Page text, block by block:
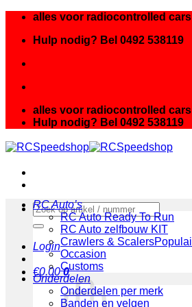
inhoud
alles voor radiocontrolled cars
Hulp nodig? Bel 0492 538119
alles voor radiocontrolled cars
Hulp nodig? Bel 0492 538119
Zoeken
naar:
Login
€0.00 0
RC Auto’s
RC Auto Ready To Run
RC Auto zelfbouw KIT
Crawlers & Scalers
Occasion
Customs
Onderdelen
Onderdelen per merk
Banden en velgen